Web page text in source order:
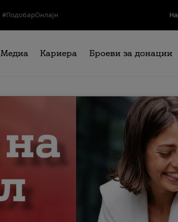
#ПодобарОнлајн
Медиа Кариера Броеви за донации